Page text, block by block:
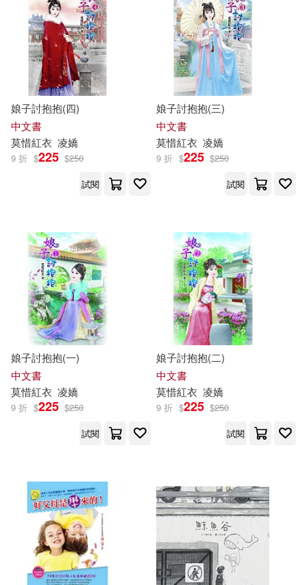
胡淑芬(2)
莫小軒(2) 莫提默‧艾德勒(2)
莫斌(2)
莫楠(2)
莫．威樂(2)
(德)莫欺特(1)
(法)安德烈‧莫羅阿(1)
(美)莫格爾(1)
(英 ) 弗吉尼亞·伍爾夫(1)
(英)朱迪斯·克爾(1)
Eichner）(1)
Hamburger Studio(1)
天下雜誌(2) 小漫遊文化(2)
小熊出版(2) 小魯文化(2)
布克文化(2)
廣西科學技術出版社(2)
延伸有聲出版(2)
春山出版(2)
機械工業出版社(2) 海鴿(2)
湖南文藝出版社(2)
白象文化(2) 科學出版社(2)
積木文化(2) 網路與書出版(2)
聯經出版公司(2)
要有光(2) 貓頭鷹(2)
貴州人民出版社(2) 達觀(2)
遠足文化(2) 野人(2)
娘子討抱抱(四)
中文書
莫惜紅衣 凌嬌
9 折 $225 $250
試閱
娘子討抱抱(三)
中文書
莫惜紅衣 凌嬌
9 折 $225 $250
試閱
娘子討抱抱(一)
中文書
莫惜紅衣 凌嬌
9 折 $225 $250
試閱
娘子討抱抱(二)
中文書
莫惜紅衣 凌嬌
9 折 $225 $250
試閱